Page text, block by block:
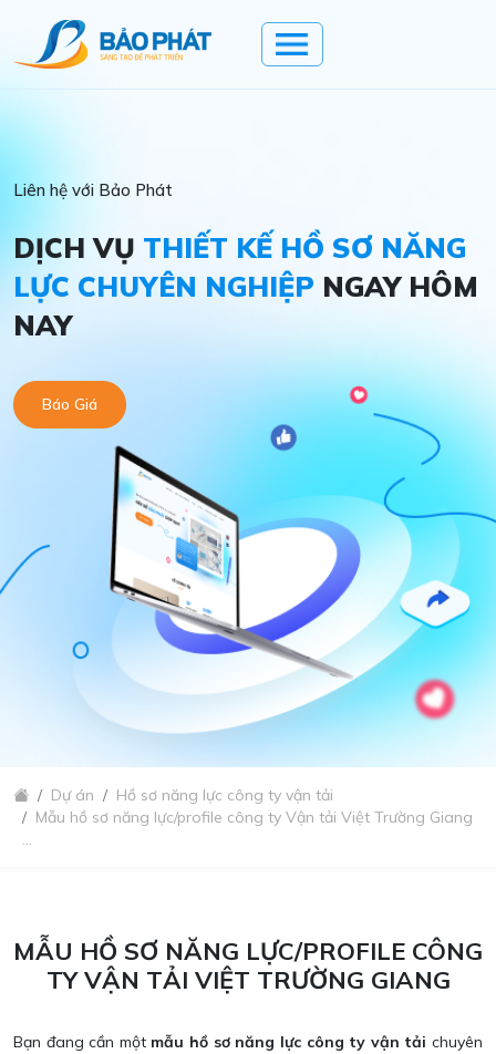
Liên hệ với Bảo Phát
DỊCH VỤ THIẾT KẾ HỒ SƠ NĂNG
LỰC CHUYÊN NGHIỆP NGAY HÔM
NAY
Báo Giá
Dự án
Hồ sơ năng lực công ty vận tải
Mẫu hồ sơ năng lực/profile công ty Vận tải Việt Trường Giang
...
MẪU HỒ SƠ NĂNG LỰC/PROFILE CÔNG
TY VẬN TẢI VIỆT TRƯỜNG GIANG
Bạn đang cần một mẫu hồ sơ năng lực công ty vận tải chuyên